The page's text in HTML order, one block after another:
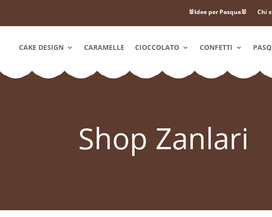
🐰Idee per Pasqua🐰 Chi
CAKE DESIGN CARAMELLE CIOCCOLATO CONFETTI
Shop Zanlari